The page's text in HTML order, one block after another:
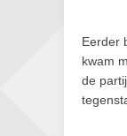
Eerder
kwam
de